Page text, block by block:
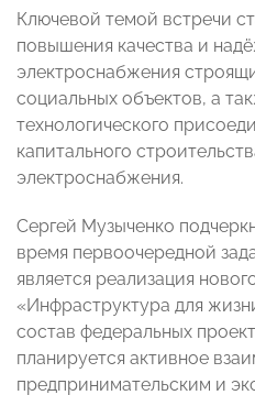
Ключевой темой встречи
повышения качества и
электроснабжения
социальных объектов, а
технологического
капитального
электроснабжения.
Сергей Музыченко
время первоочередной
является реализация
«Инфраструктура для
состав федеральных
планируется активное
предпринимательским и